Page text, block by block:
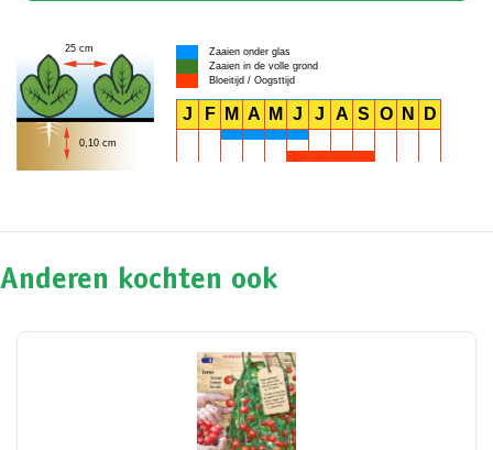
0,10 cm
25 cm
Zaaien onder glas
Zaaien in de volle grond
Bloeitijd / Oogsttijd
J F M A M J J A S O N D
Anderen kochten ook